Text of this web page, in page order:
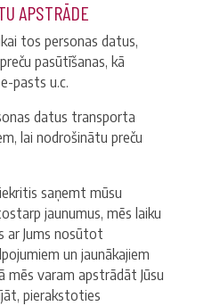
APSTRĀDE
tos personas datus,
pasūtīšanas, kā
pasts u.c.
datus transporta
lai nodrošinātu preču
saņemt mūsu
jaunumus, mēs laiku
ar Jums nosūtot
un jaunākajiem
mēs varam apstrādāt Jūsu
pierakstoties